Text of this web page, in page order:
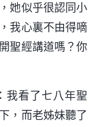
她似乎很認同小
我心裏不由得嘀
聖經講道嗎？你
我看了七八年聖
，而老姊妹聽了